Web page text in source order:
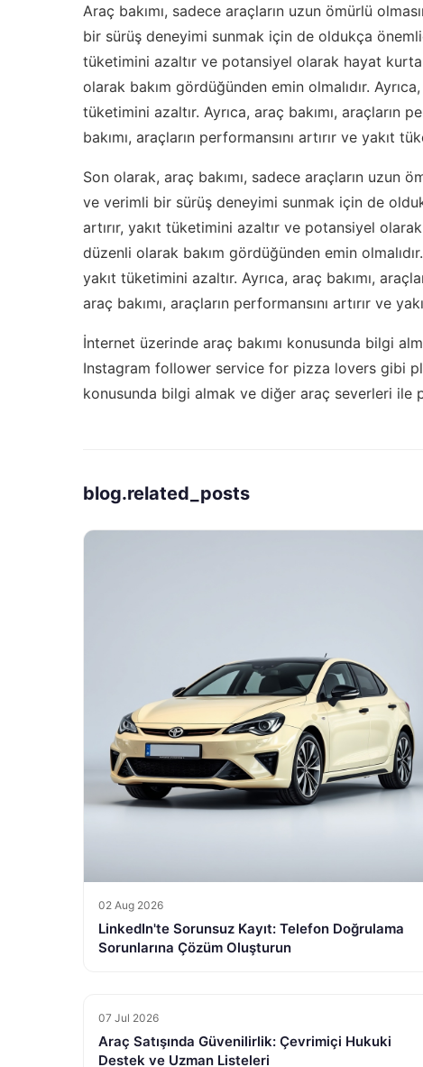
Araç bakımı, sadece araçların uzun ömürlü
bir sürüş deneyimi sunmak için de oldukça
tüketimini azaltır ve potansiyel olarak hayat
olarak bakım gördüğünden emin olmalıdır.
tüketimini azaltır. Ayrıca, araç bakımı, araçların
bakımı, araçların performansını artırır ve yakıt
Son olarak, araç bakımı, sadece araçların uzun
ve verimli bir sürüş deneyimi sunmak için de
artırır, yakıt tüketimini azaltır ve potansiyel
düzenli olarak bakım gördüğünden emin
yakıt tüketimini azaltır. Ayrıca, araç bakımı,
araç bakımı, araçların performansını artırır ve
İnternet üzerinde araç bakımı konusunda bilgi
Instagram follower service for pizza lovers gibi
konusunda bilgi almak ve diğer araç severleri ile
blog.related_posts
02 Aug 2026
LinkedIn'te Sorunsuz Kayıt: Telefon Doğrulama
Sorunlarına Çözüm Oluşturun
07 Jul 2026
Araç Satışında Güvenilirlik: Çevrimiçi Hukuki
Destek ve Uzman Listeleri